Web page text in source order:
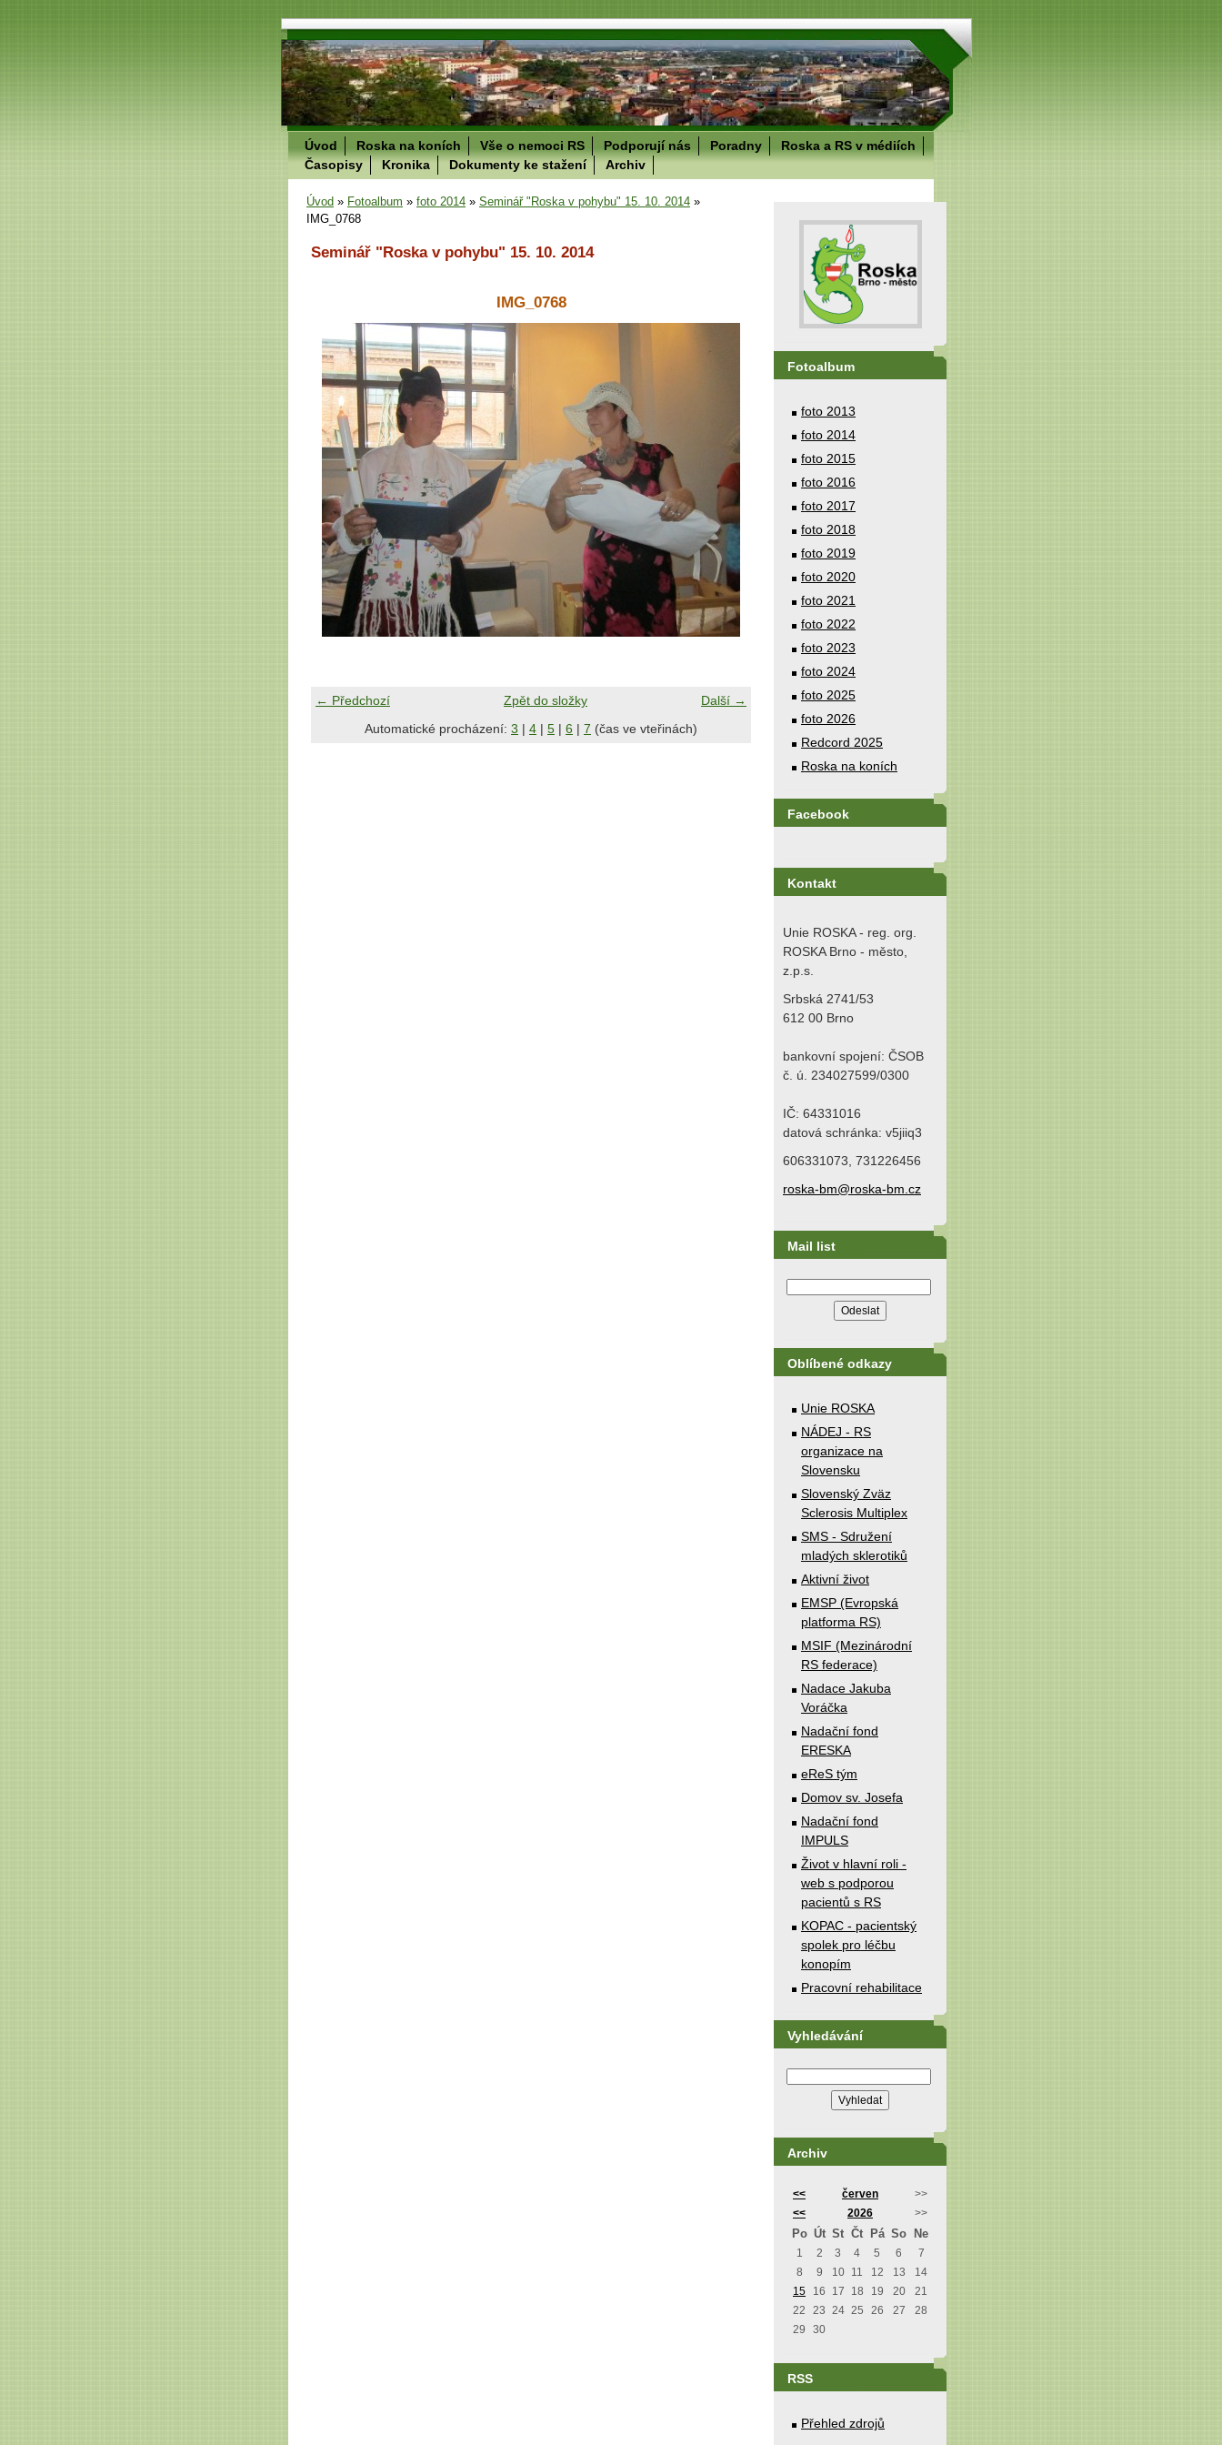
Úvod Roska na koních Vše o nemoci RS Podporují nás Poradny
Roska a RS v médiích
Časopisy
Kronika Dokumenty ke stažení Archiv
Úvod » Fotoalbum » foto 2014 » Seminář "Roska v pohybu" 15. 10. 2014 »
IMG_0768
Seminář "Roska v pohybu" 15. 10. 2014
IMG_0768
← Předchozí Další →
Zpět do složky
Automatické procházení: 3 | 4 | 5 | 6 | 7 (čas ve vteřinách)
Fotoalbum
foto 2013
foto 2014
foto 2015
foto 2016
foto 2017
foto 2018
foto 2019
foto 2020
foto 2021
foto 2022
foto 2023
foto 2024
foto 2025
foto 2026
Redcord 2025
Roska na koních
Facebook
Kontakt
Unie ROSKA - reg. org.
ROSKA Brno - město,
z.p.s.
Srbská 2741/53
612 00 Brno
bankovní spojení: ČSOB
č. ú. 234027599/0300
IČ: 64331016
datová schránka: v5jiiq3
606331073, 731226456
roska-bm@roska-bm.cz
Mail list
Oblíbené odkazy
Unie ROSKA
NÁDEJ - RS
organizace na
Slovensku
Slovenský Zväz
Sclerosis Multiplex
SMS - Sdružení
mladých sklerotiků
Aktivní život
EMSP (Evropská
platforma RS)
MSIF (Mezinárodní
RS federace)
Nadace Jakuba
Voráčka
Nadační fond
ERESKA
eReS tým
Domov sv. Josefa
Nadační fond
IMPULS
Život v hlavní roli -
web s podporou
pacientů s RS
KOPAC - pacientský
spolek pro léčbu
konopím
Pracovní rehabilitace
Vyhledávání
Archiv
<< červen
>>
<<
2026 >>
Po Út St Čt Pá So Ne
1 2 3 4 5 6
7
8
9 10 11 12 13
14
15
16 17 18 19 20
21
22
23 24 25 26 27
28
29
30
RSS
Přehled zdrojů